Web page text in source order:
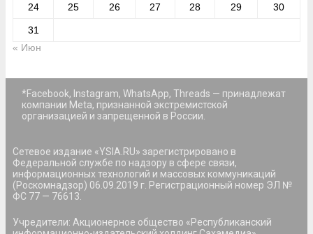
24 25 26 27 28 29 30
31
« Июн
*Facebook, Instagram, WhatsApp, Threads — принадлежат
компании Meta, признанной экстремистской
организацией и запрещенной в России.
Сетевое издание «YSIA.RU» зарегистрировано в
Федеральной службе по надзору в сфере связи,
информационных технологий и массовых коммуникаций
(Роскомнадзор) 06.09.2019 г. Регистрационный номер ЭЛ №
ФС 77 — 76613.
Учредители: Акционерное общество «Республиканский